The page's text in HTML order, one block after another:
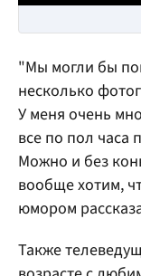
"Мы могли бы
несколько
У меня очень
все по пол часа
Можно и без
вообще хотим,
юмором
Также